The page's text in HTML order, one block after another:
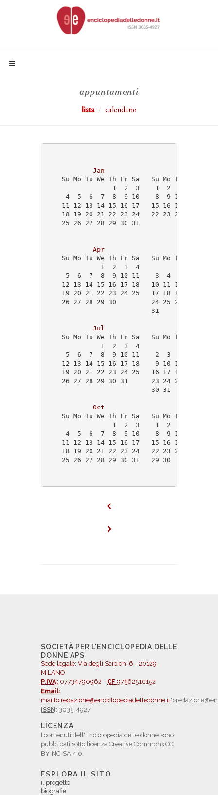
appuntamenti
lista calendario
Jan
Su Mo Tu We Th Fr Sa   Su Mo Tu We Th
1  2  3    1  2  3  4  5
4  5  6  7  8  9 10    8  9 10 11 12
11 12 13 14 15 16 17   15 16 17 18 19
18 19 20 21 22 23 24   22 23 24 25 26
25 26 27 28 29 30 31
Apr
Su Mo Tu We Th Fr Sa   Su Mo Tu We Th
1  2  3  4
5  6  7  8  9 10 11    3  4  5  6  7
12 13 14 15 16 17 18   10 11 12 13 14
19 20 21 22 23 24 25   17 18 19 20 21
26 27 28 29 30         24 25 26
Jul
Su Mo Tu We Th Fr Sa   Su Mo Tu We Th
1  2  3  4
5  6  7  8  9 10 11    2  3  4  5  6
12 13 14 15 16 17 18    9 10 11 12 13
19 20 21 22 23 24 25   16 17 18 19 20
26 27 28 29 30 31      23 24 25
Oct
Su Mo Tu We Th Fr Sa   Su Mo Tu We Th
1  2  3    1  2  3  4  5
4  5  6  7  8  9 10    8  9 10 11 12
11 12 13 14 15 16 17   15 16 17 18 19
18 19 20 21 22 23 24   22 23 24 25 26
25 26 27 28 29 30 31   29 30
SOCIETÀ PER L'ENCICLOPEDIA DELLE
DONNE APS
Sede legale: Via degli Scipioni 6 - 20129
MILANO
P.IVA: 07734790962 - CF 97562510152
Email:
mailto:redazione@enciclopediadelledonne.it
ISSN: 3035-4927
LICENZA
I contenuti dell'Enciclopedia delle donne sono
pubblicati sotto licenza Creative Commons CC
BY-NC-SA 4.0.
ESPLORA IL SITO
il progetto
biografie